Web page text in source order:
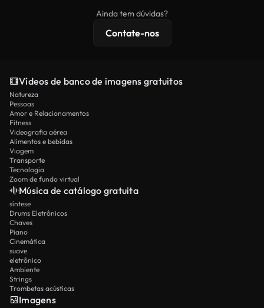
licenciamento estendidas.
Ainda tem dúvidas?
Contate-nos
Vídeos de banco de imagens gratuitos
Natureza
Pessoas
Amor e Relacionamentos
Fitness
Videografia aérea
Alimentos e bebidas
Viagem
Transporte
Tecnologia
Zoom de fundo virtual
Música de catálogo gratuita
síntese
Drums Eletrônicos
Chaves
Piano
Cinemática
suave
eletrônico
Ambiente
Strings
Trombetas acústicas
Imagens